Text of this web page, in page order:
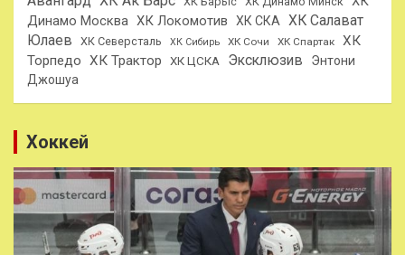
Динамо Москва ХК Локомотив ХК СКА ХК Салават
Юлаев
ХК Северсталь ХК Сибирь ХК Сочи ХК Спартак
ХК
Торпедо ХК Трактор ХК ЦСКА Эксклюзив
Энтони
Джошуа
Хоккей